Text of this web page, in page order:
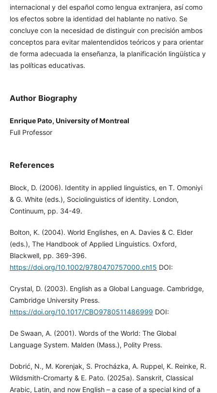
internacional y del español como lengua extranjera, así como
los efectos sobre la identidad del hablante no nativo. Se
concluye con la necesidad de distinguir con precisión ambos
conceptos para evitar malentendidos teóricos y para orientar
de forma adecuada la enseñanza, la planificación lingüística y
las políticas educativas.
Author Biography
Enrique Pato, University of Montreal
Full Professor
References
Block, D. (2006). Identity in applied linguistics, en T. Omoniyi
& G. White (eds.), Sociolinguistics of identity. London,
Continuum, pp. 34-49.
Bolton, K. (2004). World Englishes, en A. Davies & C. Elder
(eds.), The Handbook of Applied Linguistics. Oxford,
Blackwell, pp. 369-396.
https://doi.org/10.1002/9780470757000.ch15 DOI:
Crystal, D. (2003). English as a Global Language. Cambridge,
Cambridge University Press.
https://doi.org/10.1017/CBO9780511486999 DOI:
De Swaan, A. (2001). Words of the World: The Global
Language System. Malden (Mass.), Polity Press.
Dobrić, N., M. Korenjak, S. Procházka, A. Ruppel, K. Reinke, R.
Wildsmith-Cromarty & E. Pato. (2025a). Sanskrit, Classical
Arabic, Latin, and now English – a case of a special kind of a